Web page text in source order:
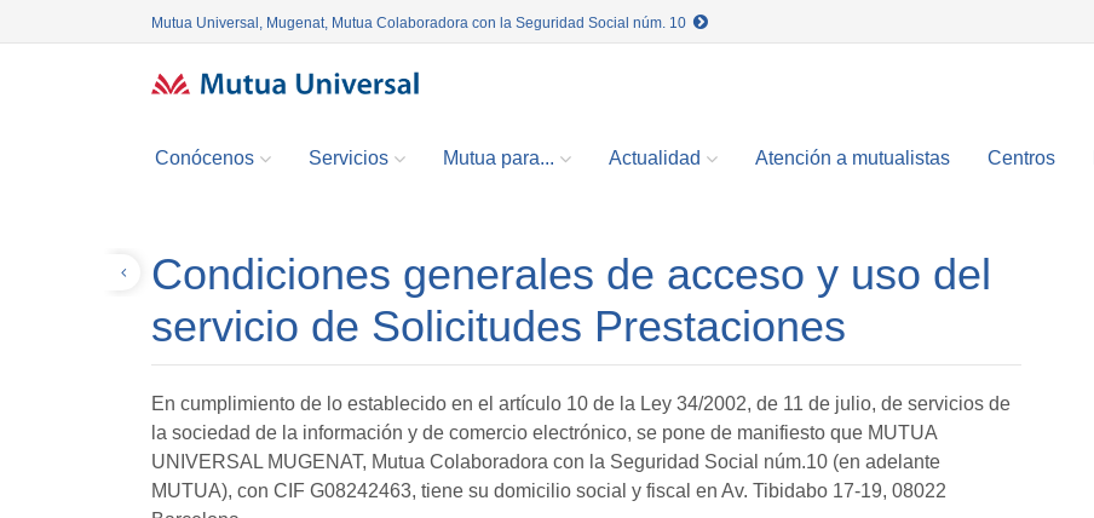
Mutua Universal, Mugenat, Mutua Colaboradora con la Seguridad Social núm. 10
Conócenos Servicios Mutua para... Actualidad Atención a mutualistas Centros
Condiciones generales de acceso y uso del
servicio de Solicitudes Prestaciones
En cumplimiento de lo establecido en el artículo 10 de la Ley 34/2002, de 11 de julio, de servicios de
la sociedad de la información y de comercio electrónico, se pone de manifiesto que MUTUA
UNIVERSAL MUGENAT, Mutua Colaboradora con la Seguridad Social núm.10 (en adelante
MUTUA), con CIF G08242463, tiene su domicilio social y fiscal en Av. Tibidabo 17-19, 08022